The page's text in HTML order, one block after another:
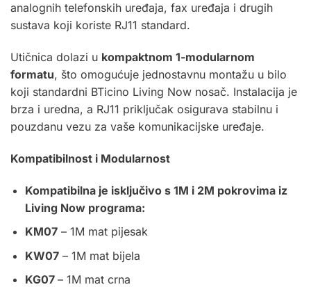
analognih telefonskih uređaja, fax uređaja i drugih
sustava koji koriste RJ11 standard.
Utičnica dolazi u kompaktnom 1-modularnom
formatu, što omogućuje jednostavnu montažu u bilo
koji standardni BTicino Living Now nosač. Instalacija je
brza i uredna, a RJ11 priključak osigurava stabilnu i
pouzdanu vezu za vaše komunikacijske uređaje.
Kompatibilnost i Modularnost
Kompatibilna je isključivo s 1M i 2M pokrovima iz
Living Now programa:
KM07– 1M mat pijesak
KW07– 1M mat bijela
KG07 – 1M mat crna